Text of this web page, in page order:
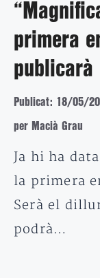
primera
publicarà
Publicat: 18/05/
per Macià Grau
Ja hi ha
la primera
Serà el
podrà…